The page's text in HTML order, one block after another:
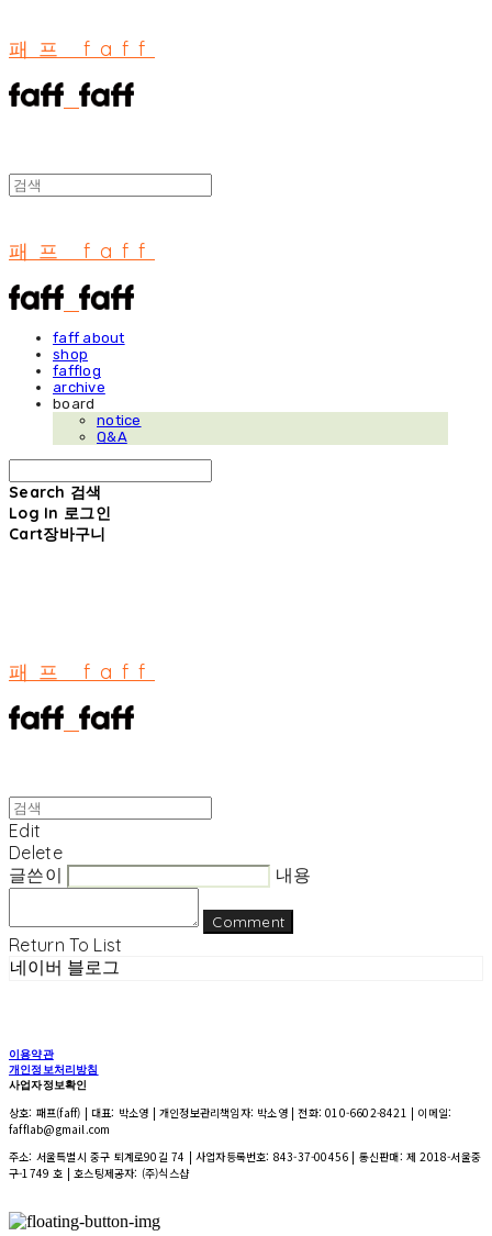
패프 faff
패프 faff
faff about
shop
fafflog
archive
board
notice
Q&A
Search 검색
Log In 로그인
Cart장바구니
패프 faff
Edit
Delete
글쓴이
내용
Comment
Return To List
네이버 블로그
이용약관
개인정보처리방침
사업자정보확인
상호: 패프(faff) | 대표: 박소영 | 개인정보관리책임자: 박소영 | 전화: 010-6602-8421 | 이메일:
fafflab@gmail.com
주소: 서울특별시 중구 퇴계로90길 74 | 사업자등록번호: 843-37-00456 | 통신판매:제 2018-서울중
구-1749 호 | 호스팅제공자: (주)식스샵